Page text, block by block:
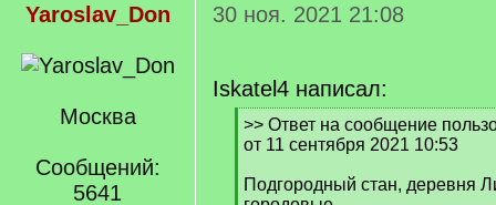
Yaroslav_Don
Москва
Сообщений:
5641
30 ноя. 2021 21:08
Iskatel4 написал:
[
q
>> Ответ на сообщение
от 11 сентября 2021 10:53
Подгородный стан, деревня